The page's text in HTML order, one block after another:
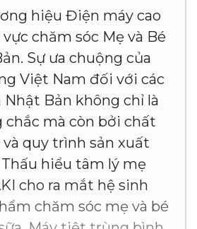
hiệu Điện máy cao
chăm sóc Mẹ và Bé
Sự ưa chuộng của
Việt Nam đối với các
Nhật Bản không chỉ là
chắc mà còn bởi chất
và quy trình sản xuất
hiểu tâm lý mẹ
cho ra mắt hệ sinh
chăm sóc mẹ và bé